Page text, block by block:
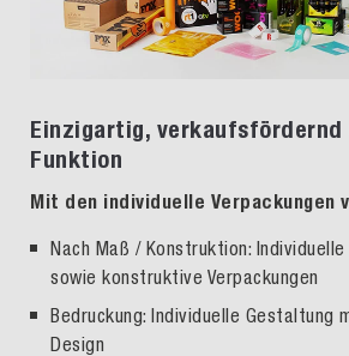
Einzigartig, verkaufsfördernd
Funktion
Mit den individuelle Verpackungen
Nach Maß / Konstruktion:
sowie konstruktive Verpackungen
Bedruckung: Individuelle Gestaltung
Design